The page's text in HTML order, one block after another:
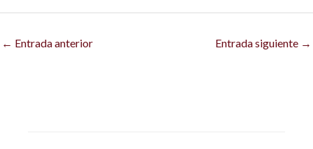
← Entrada anterior Entrada siguiente →